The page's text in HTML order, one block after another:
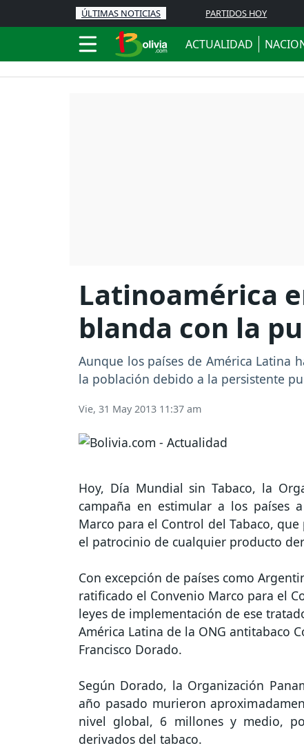
ÚLTIMAS NOTICIAS PARTIDOS HOY
ACTUALIDAD
Latinoamérica
blanda con la
Aunque los países de América Latina
la población debido a la persistente
Vie, 31 May 2013 11:37 am
Hoy, Día Mundial sin Tabaco, la
campaña en estimular a los países
Marco para el Control del Tabaco,
el patrocinio de cualquier producto
Con excepción de países como
ratificado el Convenio Marco para el
leyes de implementación de ese
América Latina de la ONG antitabaco
Francisco Dorado.
Según Dorado, la Organización
año pasado murieron
nivel global, 6 millones y medio,
derivados del tabaco.